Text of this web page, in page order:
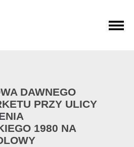
GŁÓWNEGO
DAWNEGO
PRZY ULICY
1980 NA